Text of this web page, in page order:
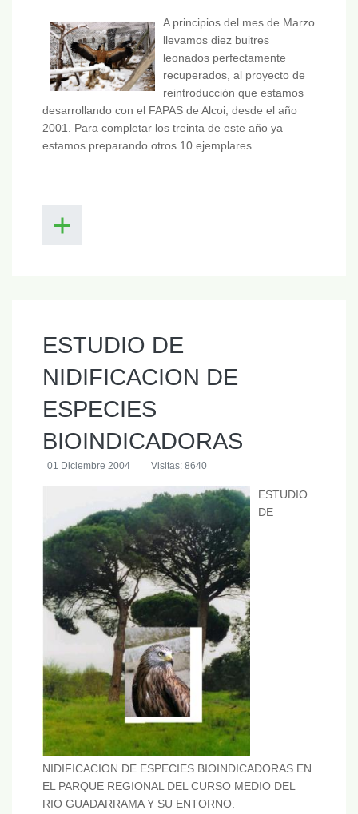
A principios del mes de Marzo
llevamos diez buitres
leonados perfectamente
recuperados, al proyecto de
reintroducción que estamos
desarrollando con el FAPAS de Alcoi, desde el año
2001. Para completar los treinta de este año ya
estamos preparando otros 10 ejemplares.
ESTUDIO DE
NIDIFICACION DE
ESPECIES
BIOINDICADORAS
01 Diciembre 2004 Visitas: 8640
ESTUDIO
DE
NIDIFICACION DE ESPECIES BIOINDICADORAS EN
EL PARQUE REGIONAL DEL CURSO MEDIO DEL
RIO GUADARRAMA Y SU ENTORNO.